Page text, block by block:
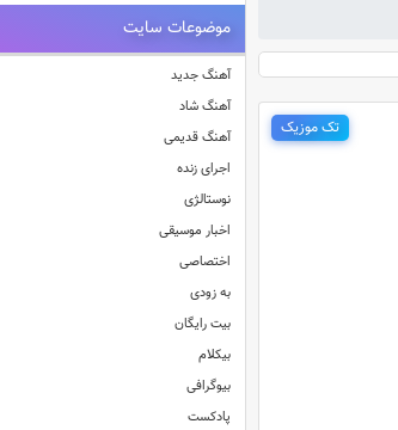
تک موزیک
موضوعات سایت
آهنگ جدید
آهنگ شاد
آهنگ قدیمی
اجرای زنده
نوستالژی
اخبار موسیقی
اختصاصی
به زودی
بیت رایگان
بیکلام
بیوگرافی
پادکست